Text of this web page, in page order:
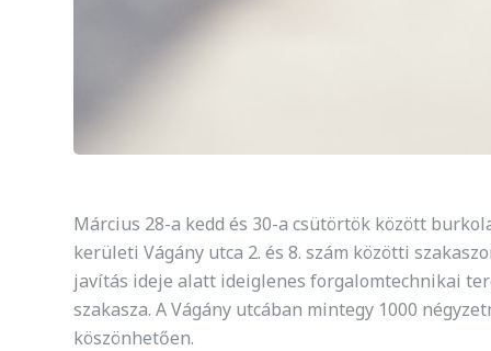
Március 28-a kedd és 30-a csütörtök között
kerületi Vágány utca 2. és 8. szám közötti
javítás ideje alatt ideiglenes forgalomtechnikai
szakasza. A Vágány utcában mintegy 1000
köszönhetően.